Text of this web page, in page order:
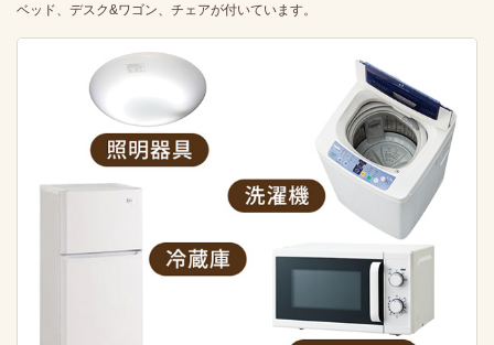
ベッド、デスク&ワゴン、チェアが付いています。